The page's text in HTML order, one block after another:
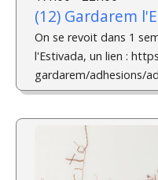
(12) Gardarem
On se revoit dans 1
l'Estivada, un lien :
gardarem/adhesions/